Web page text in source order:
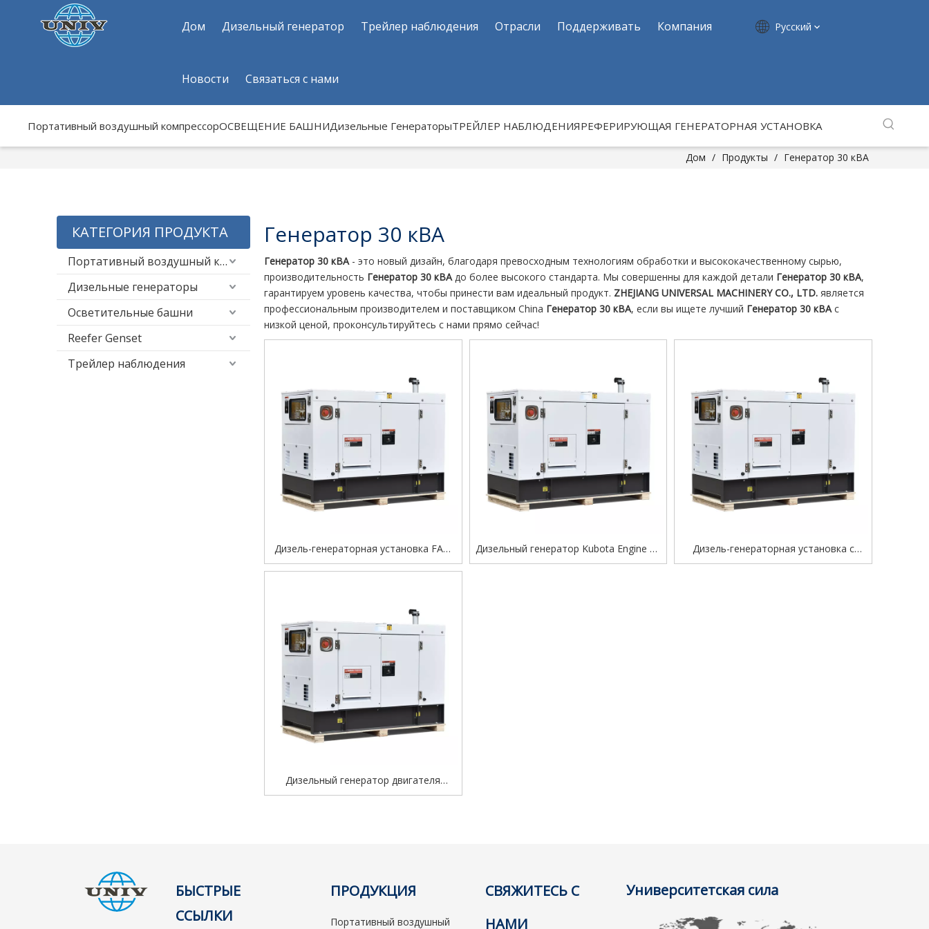
Дом Дизельный генератор Трейлер наблюдения Отрасли Поддерживать Компания
Новости Связаться с нами
Pусский
Портативный воздушный компрессорОСВЕЩЕНИЕ БАШНИДизельные ГенераторыТРЕЙЛЕР НАБЛЮДЕНИЯРЕФЕРИРУЮЩАЯ ГЕНЕРАТОРНАЯ УСТАНОВКА
Дом / Продукты / Генератор 30 кВА
КАТЕГОРИЯ ПРОДУКТА
Портативный воздушный компрессор
Дизельные генераторы
Осветительные башни
Reefer Genset
Трейлер наблюдения
Генератор 30 кВА
Генератор 30 кВА- это новый дизайн, благодаря превосходным технологиям обработки и высококачественному сырью,
производительность Генератор 30 кВАдо более высокого стандарта. Мы совершенны для каждой детали Генератор 30 кВА,
гарантируем уровень качества, чтобы принести вам идеальный продукт. ZHEJIANG UNIVERSAL MACHINERY CO., LTD. является
профессиональным производителем и поставщиком China Генератор 30 кВА, если вы ищете лучший Генератор 30 кВАс
низкой ценой, проконсультируйтесь с нами прямо сейчас!
Дизель-генераторная установка FAW
5–50 кВА — сверхтихая, с низким
Дизельный генератор Kubota Engine —
бестопливное, высокоэффективное
Дизель-генераторная установка с
двигателем Faw, трехфазная/
Дизельный генератор двигателя
Kubota с меньшим расходом топлива
БЫСТРЫЕ
ССЫЛКИ
ПРОДУКЦИЯ
Портативный воздушный
СВЯЖИТЕСЬ С
НАМИ
Университетская сила